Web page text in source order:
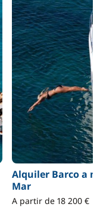
Alquiler Barco a
Mar
A partir de 18 200 €